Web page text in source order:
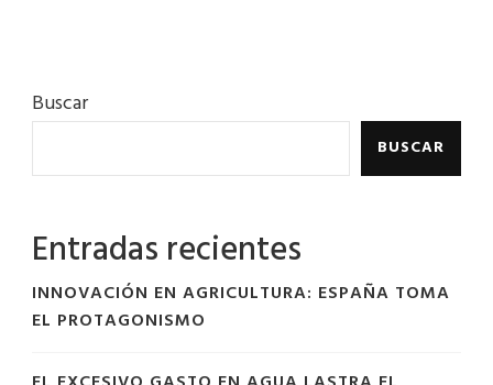
Buscar
BUSCAR
Entradas recientes
INNOVACIÓN EN AGRICULTURA: ESPAÑA TOMA
EL PROTAGONISMO